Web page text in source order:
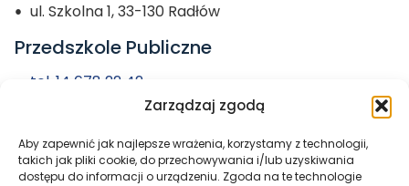
Zarządzaj zgodą
Aby zapewnić jak najlepsze wrażenia, korzystamy z technologii,
takich jak pliki cookie, do przechowywania i/lub uzyskiwania
dostępu do informacji o urządzeniu. Zgoda na te technologie
ul. Szkolna 1, 33-130 Radłów
Przedszkole Publiczne
tel. 14 678 22 42
przedszkole@zs-radlow.pl
Miasto i Gmina